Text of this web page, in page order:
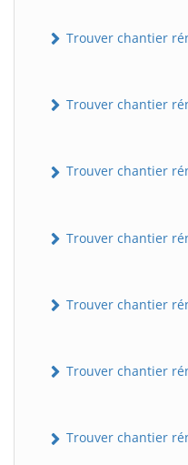
Trouver chantier
Trouver chantier
Trouver chantier
Trouver chantier
Trouver chantier
Trouver chantier
Trouver chantier